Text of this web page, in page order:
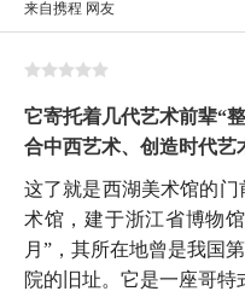
来自携程 网友
它寄托着几代艺术前辈“
合中西艺术、创造时代艺
这了就是西湖美术馆的
术馆，建于浙江省博物
月”，其所在地曾是我
院的旧址。它是一座哥特